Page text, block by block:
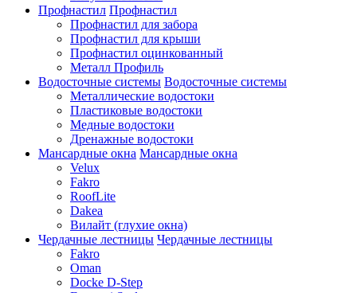
Профнастил Профнастил
Профнастил для забора
Профнастил для крыши
Профнастил оцинкованный
Металл Профиль
Водосточные системы Водосточные системы
Металлические водостоки
Пластиковые водостоки
Медные водостоки
Дренажные водостоки
Мансардные окна Мансардные окна
Velux
Fakro
RoofLite
Dakea
Вилайт (глухие окна)
Чердачные лестницы Чердачные лестницы
Fakro
Oman
Docke D-Step